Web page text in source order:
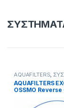
AQUAFILTERS
ΑΝΤΙΣΤΡΟΦΗΣ
AQUAFILTERS
OSSMO